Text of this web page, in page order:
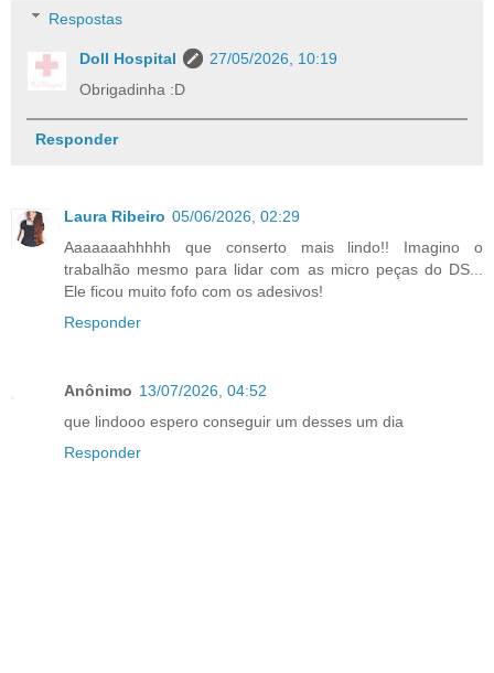
Respostas
Doll Hospital
27/05/2026, 10:19
Obrigadinha :D
Responder
Laura Ribeiro 05/06/2026, 02:29
Aaaaaaahhhhh que conserto mais lindo!! Imagino o
trabalhão mesmo para lidar com as micro peças do DS...
Ele ficou muito fofo com os adesivos!
Responder
Anônimo 13/07/2026, 04:52
que lindooo espero conseguir um desses um dia
Responder